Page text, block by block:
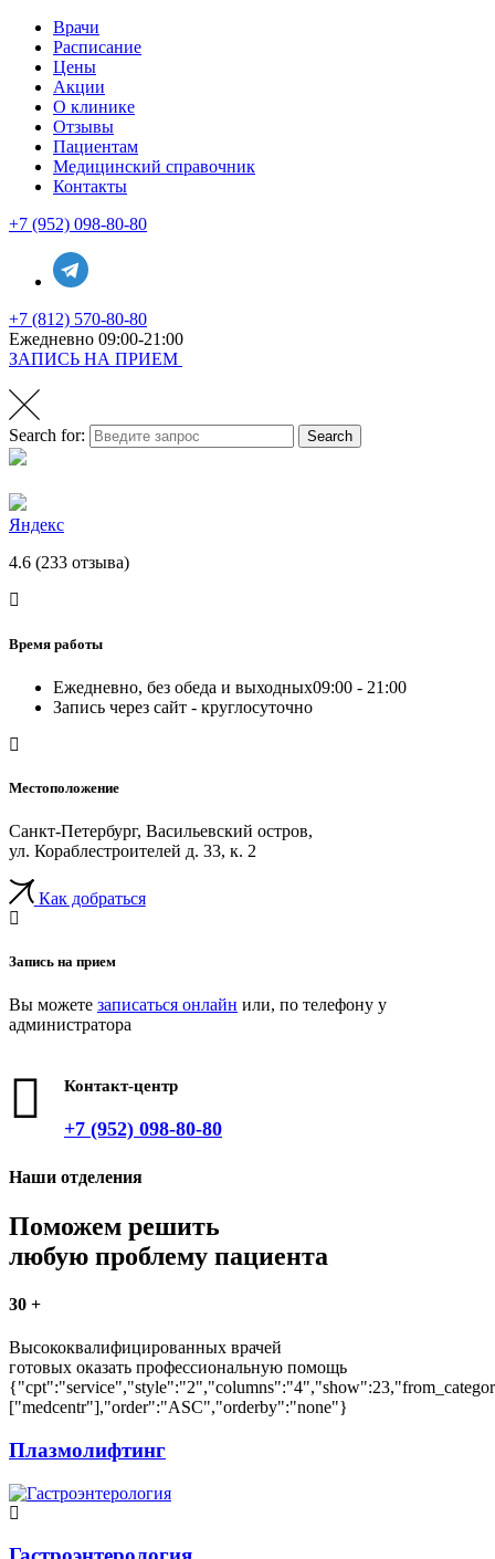
Врачи
Расписание
Цены
Акции
О клинике
Отзывы
Пациентам
Медицинский справочник
Контакты
+7 (952) 098-80-80
+7 (812) 570-80-80
Ежедневно 09:00-21:00
ЗАПИСЬ НА ПРИЕМ
Search for: Search
Яндекс
4.6 (233 отзыва)
Время работы
Ежедневно, без обеда и выходных09:00 - 21:00
Запись через сайт - круглосуточно
Местоположение
Санкт-Петербург, Васильевский остров,
ул. Кораблестроителей д. 33, к. 2
Как добраться
Запись на прием
Вы можете записаться онлайн или, по телефону у
администратора
Контакт-центр
+7 (952) 098-80-80
Наши отделения
Поможем решить
любую проблему пациента
30 +
Высококвалифицированных врачей
готовых оказать профессиональную помощь
["medcentr"],"order":"ASC","orderby":"none"}
Плазмолифтинг